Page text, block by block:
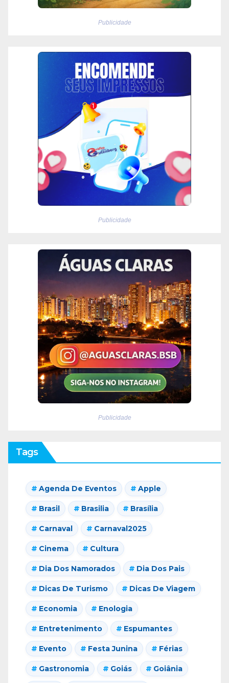
Publicidade
Publicidade
Publicidade
Tags
Agenda De Eventos Apple
Brasil Brasilia Brasília
Carnaval Carnaval2025
Cinema Cultura
Dia Dos Namorados Dia Dos Pais
Dicas De Turismo Dicas De Viagem
Economia Enologia
Entretenimento Espumantes
Evento Festa Junina Férias
Gastronomia Goiás Goiânia